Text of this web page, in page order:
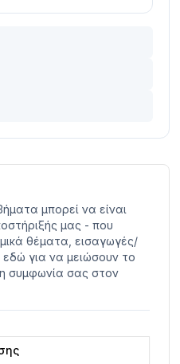
μπορεί να είναι
μας - που
θέματα, εισαγωγές/
για να μειώσουν το
συμφωνία σας στον